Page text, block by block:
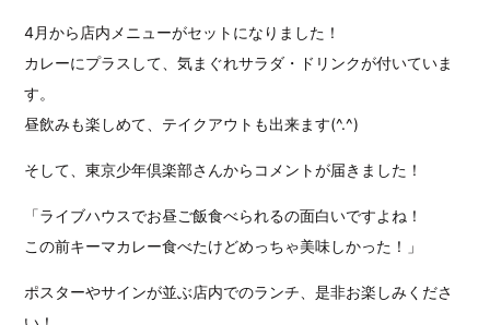
4月から店内メニューがセットになりました！
カレーにプラスして、気まぐれサラダ・ドリンクが付いていま
す。
昼飲みも楽しめて、テイクアウトも出来ます(^.^)
そして、東京少年倶楽部さんからコメントが届きました！
「ライブハウスでお昼ご飯食べられるの面白いですよね！
この前キーマカレー食べたけどめっちゃ美味しかった！」
ポスターやサインが並ぶ店内でのランチ、是非お楽しみくださ